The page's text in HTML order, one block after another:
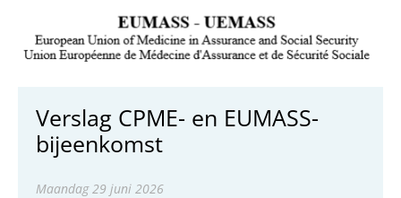
Verslag CPME- en EUMASS-
bijeenkomst
maandag 29 juni 2026